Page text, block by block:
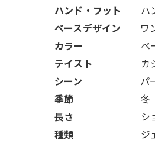
ハンド・フット ハ
ベースデザイン ワ
カラー ベ
テイスト カ
シーン パ
季節 冬
長さ シ
種類 ジ